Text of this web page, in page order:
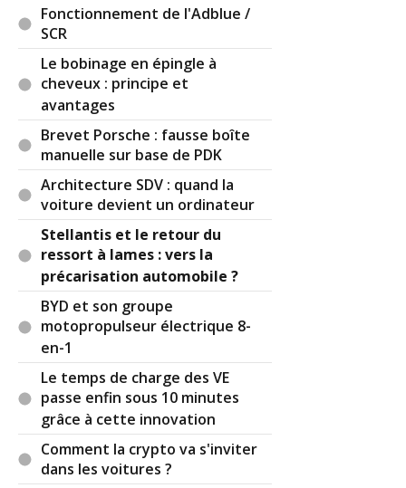
Fonctionnement de l'Adblue /
SCR
Le bobinage en épingle à
cheveux : principe et
avantages
Brevet Porsche : fausse boîte
manuelle sur base de PDK
Architecture SDV : quand la
voiture devient un ordinateur
Stellantis et le retour du
ressort à lames : vers la
précarisation automobile ?
BYD et son groupe
motopropulseur électrique 8-
en-1
Le temps de charge des VE
passe enfin sous 10 minutes
grâce à cette innovation
Comment la crypto va s'inviter
dans les voitures ?